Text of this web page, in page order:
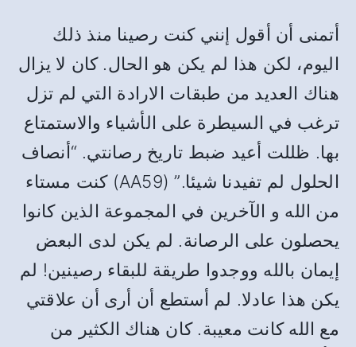
أتمنى أن أقول إنني كنت رصينا منذ ذلك
اليوم، لكن هذا لم يكن هو الحال. كان لا يزال
هناك العديد من طبقات الارادة التي لم تزل
ترغب في السيطرة على الأشياء والاستمتاع
بها. ظللت أعيد ضبط تاريخ رصانتي. “أنصاف
الحلول لم تفيدنا شيئا.” (AA59) كنت مستاء
من الله و الآخرين في المجموعة الذين كانوا
يحصلون على الرصانة. لم يكن لدى البعض
إيمان بالله ووجدوا طريقة للبقاء رصينين! لم
يكن هذا عادلا. لم أستطع أن أرى أن علاقتي
مع الله كانت معيبة. كان هناك الكثير من